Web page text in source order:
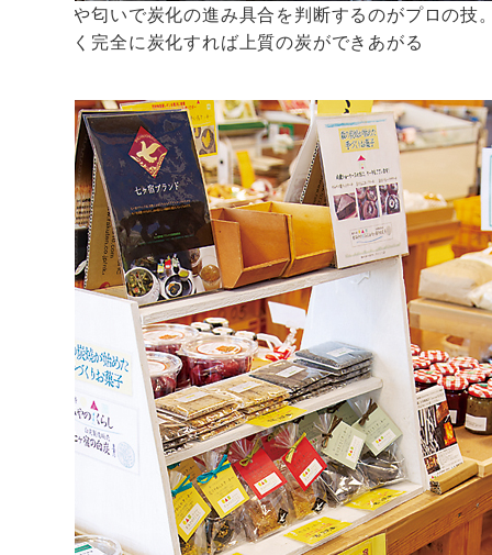
煙の色や匂いで炭化の進み具合を判断するのがプロの技
無理なく完全に炭化すれば上質の炭ができあがる